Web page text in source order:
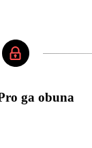
ga obuna